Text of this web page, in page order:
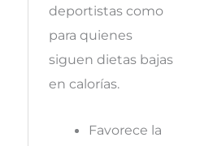
deportistas como
para quienes
siguen dietas bajas
en calorías.
Favorece la